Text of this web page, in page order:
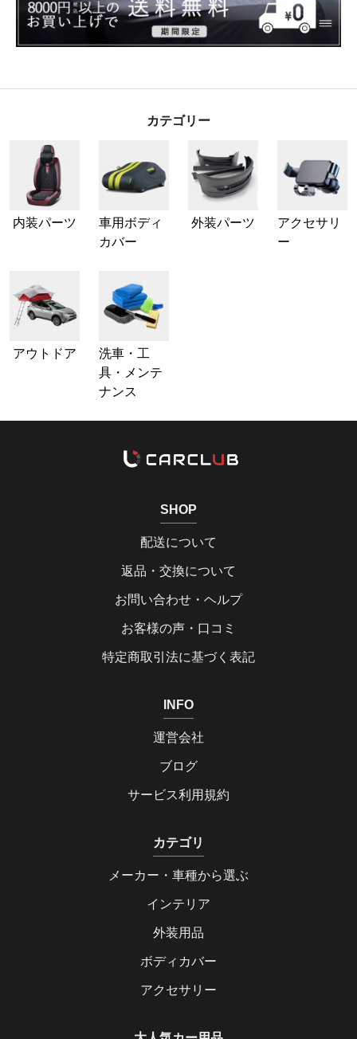
カテゴリー
内装パーツ
車用ボディ
カバー
外装パーツ
アクセサリ
ー
アウトドア
洗車・工
具・メンテ
ナンス
SHOP
配送について
返品・交換について
お問い合わせ・ヘルプ
お客様の声・口コミ
特定商取引法に基づく表記
INFO
運営会社
ブログ
サービス利用規約
カテゴリ
メーカー・車種から選ぶ
インテリア
外装用品
ボディカバー
アクセサリー